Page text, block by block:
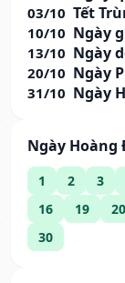
03/10 Tết
10/10 Ngày
13/10 Ngày
20/10 Ngày
31/10 Ngày
Ngày Hoàng
1 2 3
16
19 20
30